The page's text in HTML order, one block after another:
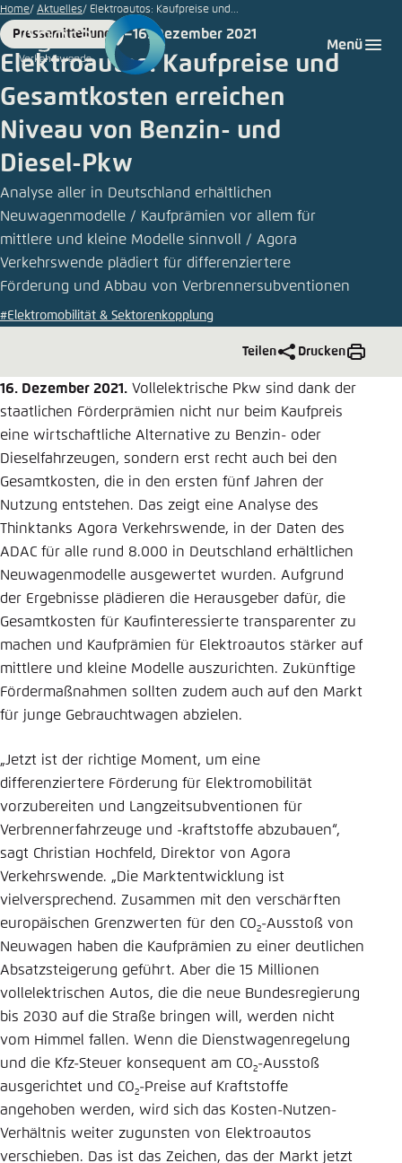
Zum
Hauptinhalt
gehen
Menü
Home Aktuelles Elektroautos: Kaufpreise und...
Format
Pressemitteilung
Date
16. Dezember 2021
Elektroautos: Kaufpreise und
Gesamtkosten erreichen
Niveau von Benzin- und
Diesel-Pkw
Analyse aller in Deutschland erhältlichen
Neuwagenmodelle / Kaufprämien vor allem für
mittlere und kleine Modelle sinnvoll / Agora
Verkehrswende plädiert für differenziertere
Förderung und Abbau von Verbrennersubventionen
#Elektromobilität & Sektorenkopplung
Teilen Drucken
16. Dezember 2021. Vollelektrische Pkw sind dank der
staatlichen Förderprämien nicht nur beim Kaufpreis
eine wirtschaftliche Alternative zu Benzin- oder
Dieselfahrzeugen, sondern erst recht auch bei den
Gesamtkosten, die in den ersten fünf Jahren der
Nutzung entstehen. Das zeigt eine Analyse des
Thinktanks Agora Verkehrswende, in der Daten des
ADAC für alle rund 8.000 in Deutschland erhältlichen
Neuwagenmodelle ausgewertet wurden. Aufgrund
der Ergebnisse plädieren die Herausgeber dafür, die
Gesamtkosten für Kaufinteressierte transparenter zu
machen und Kaufprämien für Elektroautos stärker auf
mittlere und kleine Modelle auszurichten. Zukünftige
Fördermaßnahmen sollten zudem auch auf den Markt
für junge Gebrauchtwagen abzielen.
„Jetzt ist der richtige Moment, um eine
differenziertere Förderung für Elektromobilität
vorzubereiten und Langzeitsubventionen für
Verbrennerfahrzeuge und -kraftstoffe abzubauen“,
sagt Christian Hochfeld, Direktor von Agora
Verkehrswende. „Die Marktentwicklung ist
vielversprechend. Zusammen mit den verschärften
europäischen Grenzwerten für den CO2-Ausstoß von
Neuwagen haben die Kaufprämien zu einer deutlichen
Absatzsteigerung geführt. Aber die 15 Millionen
vollelektrischen Autos, die die neue Bundesregierung
bis 2030 auf die Straße bringen will, werden nicht
vom Himmel fallen. Wenn die Dienstwagenregelung
und die Kfz-Steuer konsequent am CO2-Ausstoß
ausgerichtet und CO2-Preise auf Kraftstoffe
angehoben werden, wird sich das Kosten-Nutzen-
Verhältnis weiter zugunsten von Elektroautos
verschieben. Das ist das Zeichen, das der Markt jetzt
Login
Melden Sie sich an um ..., ... und ... zu verwalten.
Benutzername*
Passwort vergessen?
Anmelden
Noch kein Benutzerkonto?
Sprache auswählen
Englisch
Agora Think Tanks
Erscheinungsbild der Webseite
Diese Webseite passt ihr Farbschema basierend
auf Ihren Einstellungen an. Wählen Sie aus,
verwenden möchten.
Close
Hell
Dunkel
Einstellung für diese Webseite im Browser
Übernehmen